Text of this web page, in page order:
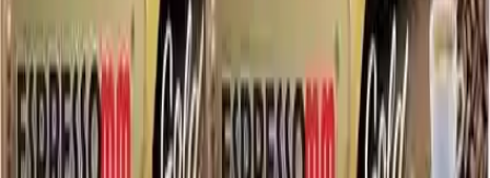
Paylaş: 𝕏
Yorumlar: